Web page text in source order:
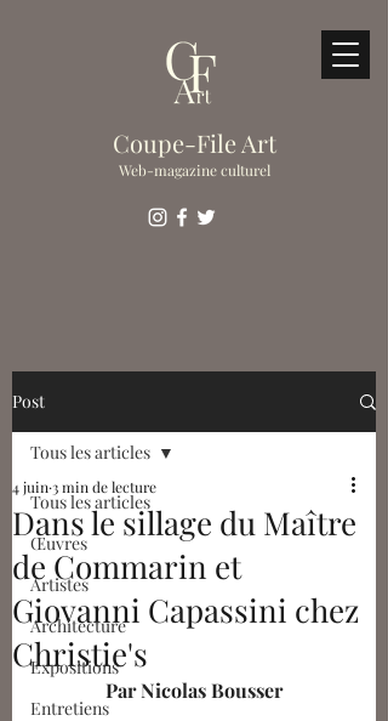
Coupe-File Art
Web-magazine culturel
Post
Tous les articles
Œuvres
Artistes
Architecture
Expositions
Entretiens
Tous les articles
Dans le sillage du Maître
de Commarin et
Giovanni Capassini chez
Christie's
4 juin 3 min de lecture
Par Nicolas Bousser